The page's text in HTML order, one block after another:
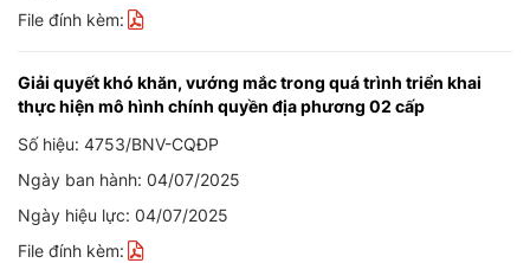
File đính kèm:
Giải quyết khó khăn, vướng mắc trong quá trình triển khai
thực hiện mô hình chính quyền địa phương 02 cấp
Số hiệu: 4753/BNV-CQĐP
Ngày ban hành: 04/07/2025
Ngày hiệu lực: 04/07/2025
File đính kèm: